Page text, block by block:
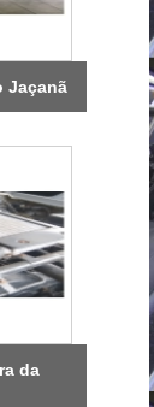
Jaçanã
da